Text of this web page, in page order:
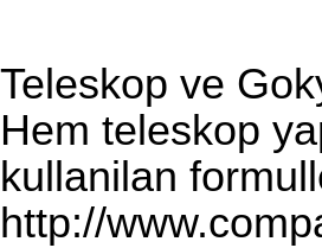
Teleskop ve
Hem teleskop
kullanilan
http://